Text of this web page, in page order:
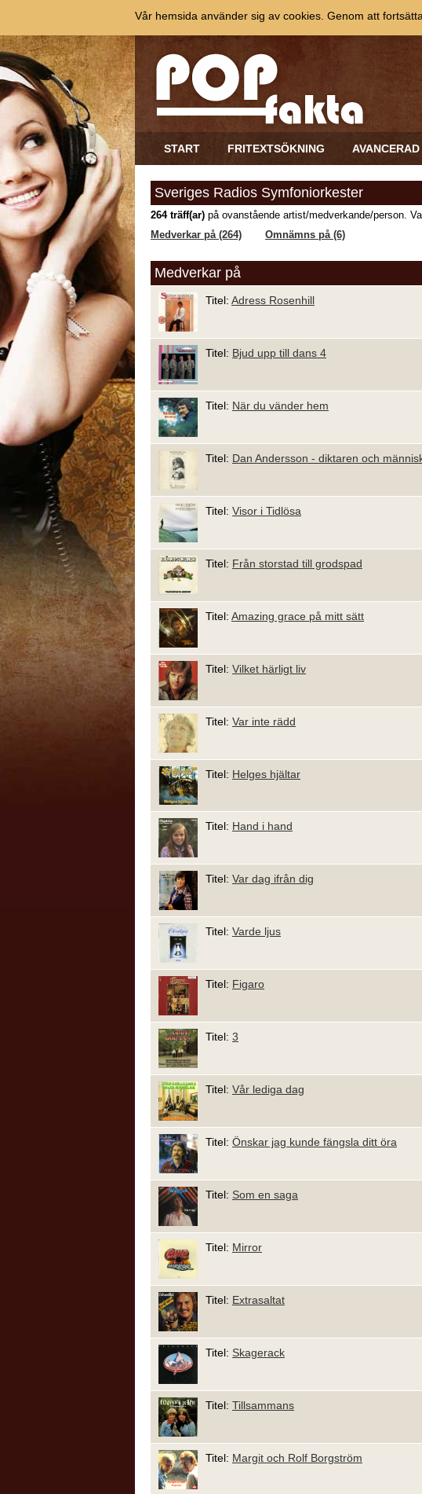
START FRITEXTSÖKNING
Sveriges Radios Symfoniorkester
264 träff(ar) på ovanstående artist/medverkande/person.
Medverkar på (264)
Omnämns på (6)
Medverkar på
Titel: Adress Rosenhill
Titel: Bjud upp till dans 4
Titel: När du vänder hem
Titel: Dan Andersson - diktaren och
Titel: Visor i Tidlösa
Titel: Från storstad till grodspad
Titel: Amazing grace på mitt sätt
Titel: Vilket härligt liv
Titel: Var inte rädd
Titel: Helges hjältar
Titel: Hand i hand
Titel: Var dag ifrån dig
Titel: Varde ljus
Titel: Figaro
Titel: 3
Titel: Vår lediga dag
Titel: Önskar jag kunde fängsla ditt öra
Titel: Som en saga
Titel: Mirror
Titel: Extrasaltat
Titel: Skagerack
Titel: Tillsammans
Titel: Margit och Rolf Borgström
Vår hemsida använder sig av cookies. Genom att